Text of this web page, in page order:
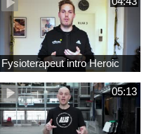
Fysioterapeut intro Heroic
05:13